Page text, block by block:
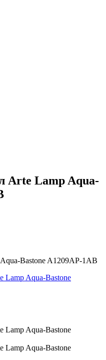
Arte Lamp Aqua-
Bastone A1209AP-1AB